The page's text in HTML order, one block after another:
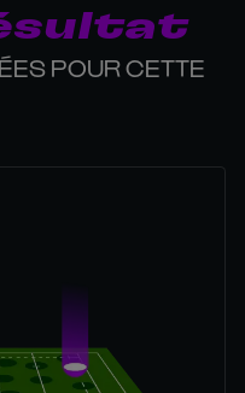
POUR CETTE